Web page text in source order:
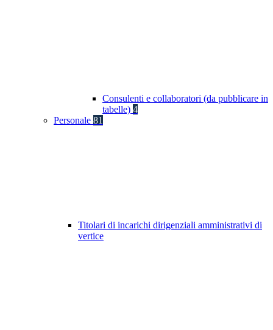
Consulenti e collaboratori (da pubblicare in
tabelle) 4
Personale 81
Titolari di incarichi dirigenziali amministrativi di
vertice